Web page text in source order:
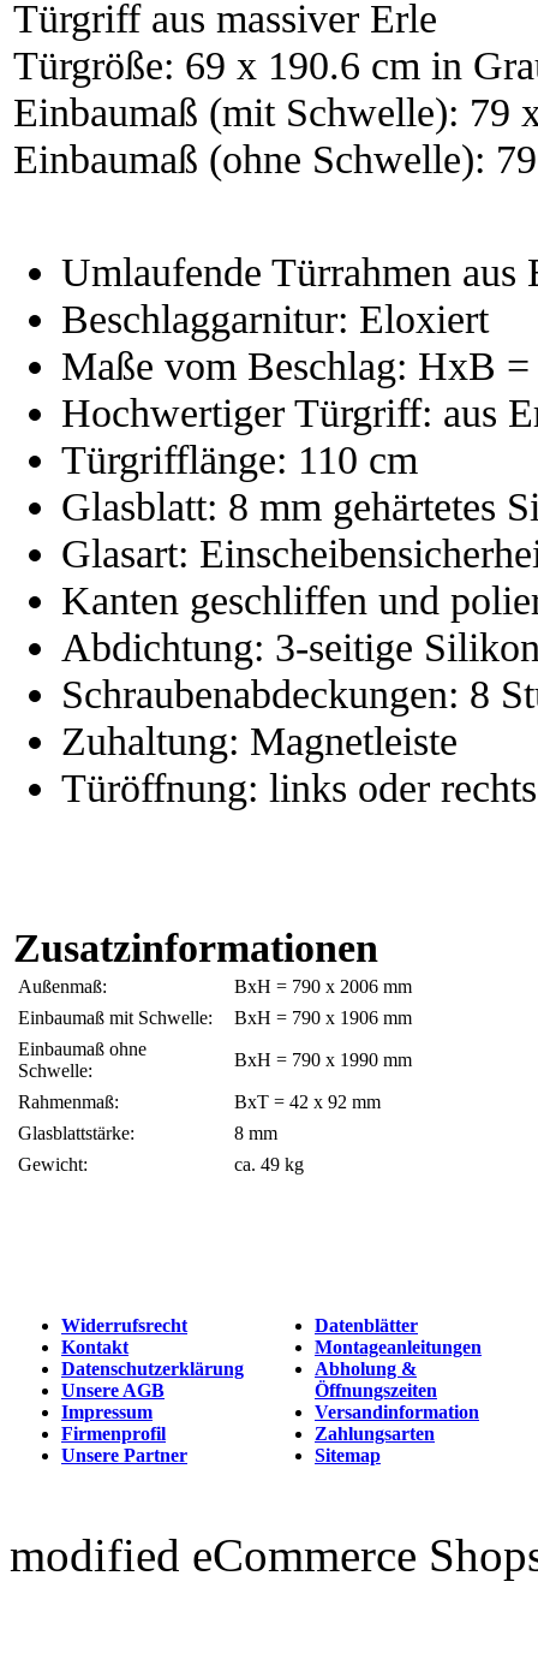
Türgriff aus massiver Erle
Türgröße: 69 x 190.6 cm in
Einbaumaß (mit Schwelle): 79
Einbaumaß (ohne Schwelle):
Umlaufende Türrahmen aus
Beschlaggarnitur: Eloxiert
Maße vom Beschlag: HxB
Hochwertiger Türgriff: aus
Türgrifflänge: 110 cm
Glasblatt: 8 mm gehärtetes
Glasart:
Kanten geschliffen und
Abdichtung: 3-seitige
Schraubenabdeckungen: 8
Zuhaltung: Magnetleiste
Türöffnung: links oder
Zusatzinformationen
Außenmaß:
BxH = 790 x 2006 mm
Einbaumaß mit Schwelle:
BxH = 790 x 1906 mm
Einbaumaß ohne
Schwelle:
BxH = 790 x 1990 mm
Rahmenmaß:
BxT = 42 x 92 mm
Glasblattstärke:
8 mm
Gewicht:
ca. 49 kg
Widerrufsrecht
Kontakt
Datenschutzerklärung
Unsere AGB
Impressum
Firmenprofil
Unsere Partner
Datenblätter
Montageanleitungen
Abholung &
Öffnungszeiten
Versandinformation
Zahlungsarten
Sitemap
modified eCommerce